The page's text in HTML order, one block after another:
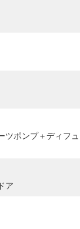
ツポンプ＋ディフ
ア